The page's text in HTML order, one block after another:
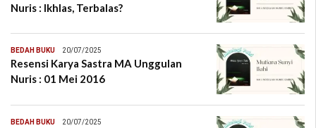
Nuris : Ikhlas, Terbalas?
BEDAH BUKU 20/07/2025
Resensi Karya Sastra MA Unggulan
Nuris : 01 Mei 2016
BEDAH BUKU 20/07/2025